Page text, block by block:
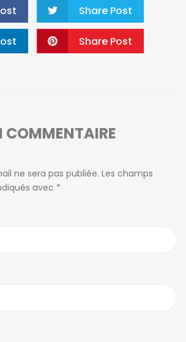
Share Post
Share Post
COMMENTAIRE
ne sera pas publiée. Les champs
avec *